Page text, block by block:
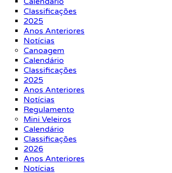
Classificações
2025
Anos Anteriores
Notícias
Canoagem
Calendário
Classificações
2025
Anos Anteriores
Notícias
Regulamento
Mini Veleiros
Calendário
Classificações
2026
Anos Anteriores
Notícias